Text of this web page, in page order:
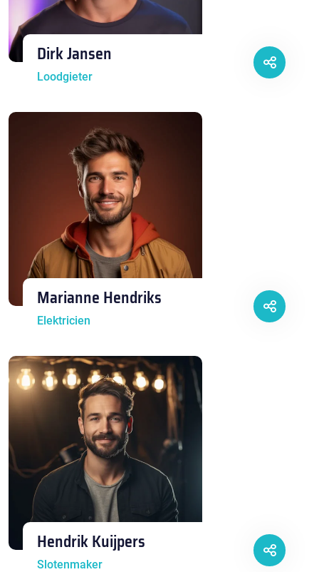
Dirk Jansen
Loodgieter
Marianne Hendriks
Elektricien
Hendrik Kuijpers
Slotenmaker